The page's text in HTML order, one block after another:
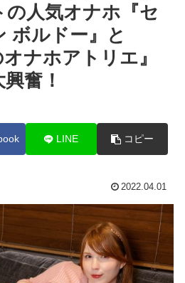
の人気オナホ『セ
ボルドー』と
オナホアトリエ』
奮！
LINE コピー
2022.04.01